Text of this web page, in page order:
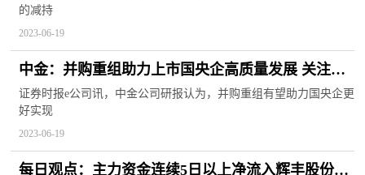
袭|环球新动态
的减持
2023-06-19
中金：并购重组助力上市国央企高质量发展 关注三
类领域投资机会 热点在线
证券时报e公司讯，中金公司研报认为，并购重组有望助力国央企更
好实现
2023-06-19
每日观点：主力资金连续5日以上净流入辉丰股份等